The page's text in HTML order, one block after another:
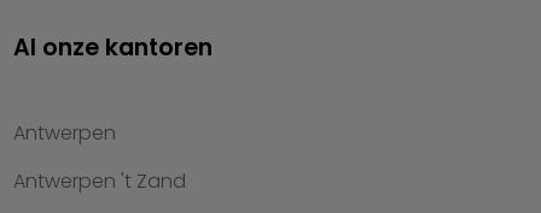
Property management
Kennis van wonen
Kantoren
Al onze kantoren
Antwerpen
Antwerpen 't Zand